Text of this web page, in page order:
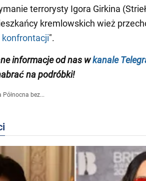
terrorysty Igora Girkina
kremlowskich wież
".
informacje od nas wkanale
na podróbki!
Północna bez...